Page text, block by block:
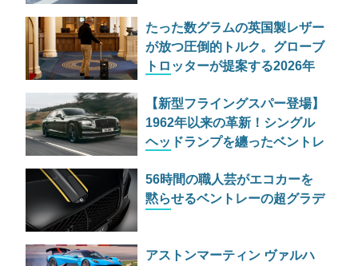
たった数グラムの英国製レザー
が放つ圧倒的トルク。グローブ
トロッターが提案する2026年
最新SUVすら凌駕する狂気の
クラフトマンシップだ
【新型フライングスパー登場】
1962年以来の革新！シングル
ヘッドランプを纏ったベントレ
開始
56時間の職人芸がエコカーを
黙らせるベントレーの超グラデ
アストンマーティン ヴァルハ